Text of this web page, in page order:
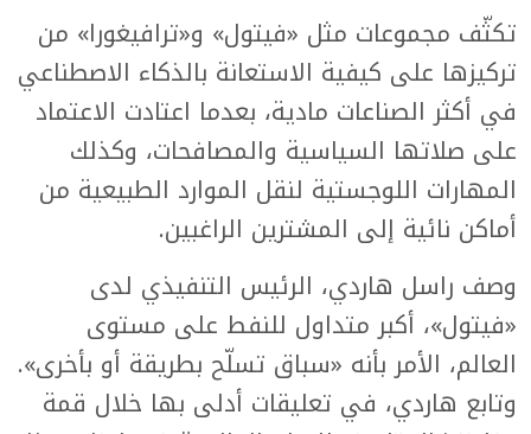
تكثّف مجموعات مثل «فيتول» و«ترافيغورا» من
تركيزها على كيفية الاستعانة بالذكاء الاصطناعي
في أكثر الصناعات مادية، بعدما اعتادت الاعتماد
على صلاتها السياسية والمصافحات، وكذلك
المهارات اللوجستية لنقل الموارد الطبيعية من
أماكن نائية إلى المشترين الراغبين.
وصف راسل هاردي، الرئيس التنفيذي لدى
«فيتول»، أكبر متداول للنفط على مستوى
العالم، الأمر بأنه «سباق تسلّح بطريقة أو بأخرى».
وتابع هاردي، في تعليقات أدلى بها خلال قمة